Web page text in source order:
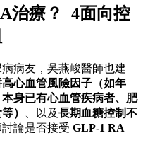
治療？ 4面向控
病友，吳燕峻醫師也建
心血管風險因子（如年
身已有心血管疾病者、肥
）
、以及長期血糖控制不
討論是否接受 GLP-1 RA